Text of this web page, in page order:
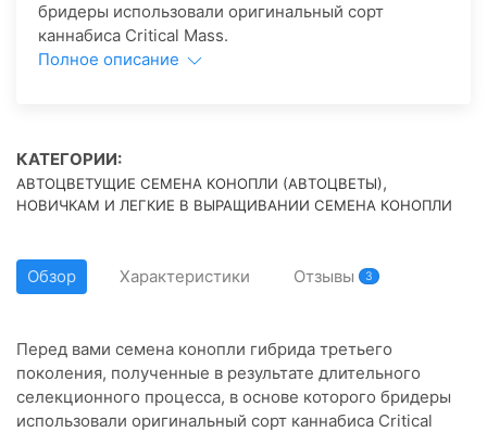
бридеры использовали оригинальный сорт
каннабиса Critical Mass.
Полное описание
КАТЕГОРИИ:
АВТОЦВЕТУЩИЕ СЕМЕНА КОНОПЛИ (АВТОЦВЕТЫ),
НОВИЧКАМ И ЛЕГКИЕ В ВЫРАЩИВАНИИ СЕМЕНА КОНОПЛИ
Обзор Характеристики Отзывы 3
Перед вами семена конопли гибрида третьего
поколения, полученные в результате длительного
селекционного процесса, в основе которого бридеры
использовали оригинальный сорт каннабиса Critical